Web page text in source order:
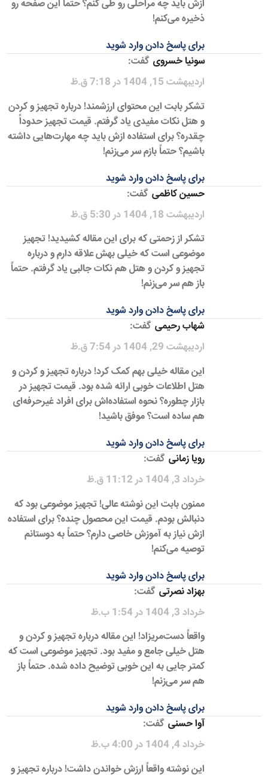
ازش باید چه مراحلی رو طی کنم؟ حتماً این صفحه رو
ذخیره می‌کنم!
برای پاسخ دادن وارد شوید
سونیا خسروی گفت:
اردیبهشت 15, 1404 در 7:18 ق.ظ
تشکر بابت این محتوای ارزشمند! درباره تجهیز و کردن
و هتل نکات مفیدی یاد گرفتم. قیمت تجهیز حدوداً
چقدره؟ برای استفاده ازش باید چه مهارت‌هایی داشته
باشیم؟ حتماً بازم سر می‌زنم!
برای پاسخ دادن وارد شوید
حسین کاظمی گفت:
اردیبهشت 18, 1404 در 5:30 ق.ظ
تشکر از زحمتی که برای این مقاله کشیدید! تجهیز
موضوعی است که خیلی بهش علاقه دارم و درباره
تجهیز و کردن و هتل هم نکات جالبی یاد گرفتم. حتماً
باز هم سر می‌زنم!
برای پاسخ دادن وارد شوید
شهاب رحیمی گفت:
اردیبهشت 29, 1404 در 7:54 ق.ظ
این مقاله خیلی بهم کمک کرد! درباره تجهیز و کردن و
هتل اطلاعات خوبی ارائه شده بود. قیمت تجهیز در
بازار چطوره؟ نحوه استفاده‌اش برای افراد غیرحرفه‌ای
هم ساده است؟ موفق باشید!
برای پاسخ دادن وارد شوید
رویا زمانی گفت:
خرداد 3, 1404 در 11:12 ق.ظ
ممنون بابت این نوشته عالی! تجهیز موضوعی بود که
دنبالش بودم. قیمت این محصول چنده؟ برای استفاده
ازش نیاز به آموزش خاصی دارم؟ حتماً به دوستانم
توصیه می‌کنم!
برای پاسخ دادن وارد شوید
بهزاد نصرتی گفت:
خرداد 3, 1404 در 1:54 ب.ظ
واقعاً دست‌مریزاد! این مقاله درباره تجهیز و کردن و
هتل خیلی جامع و مفید بود. تجهیز موضوعی است که
کمتر جایی به این خوبی توضیح داده شده. حتماً باز
هم سر می‌زنم!
برای پاسخ دادن وارد شوید
آوا حسنی گفت:
خرداد 4, 1404 در 4:00 ب.ظ
این نوشته واقعاً ارزش خواندن داشت! درباره تجهیز و